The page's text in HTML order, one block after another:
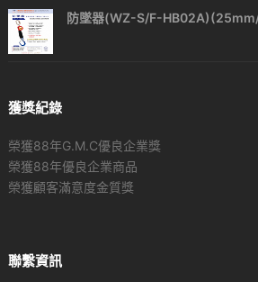
防墜器(WZ-S/F-
獲獎紀錄
榮獲88年G.M.C優良企業獎
榮獲88年優良企業商品
榮獲顧客滿意度金質獎
聯繫資訊